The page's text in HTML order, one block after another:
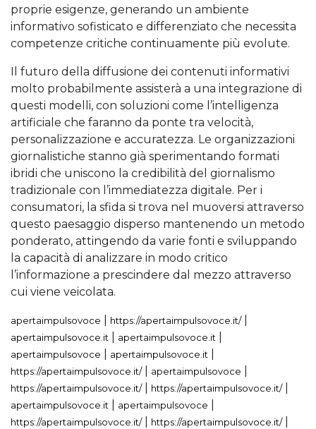
proprie esigenze, generando un ambiente
informativo sofisticato e differenziato che necessita
competenze critiche continuamente più evolute.
Il futuro della diffusione dei contenuti informativi
molto probabilmente assisterà a una integrazione di
questi modelli, con soluzioni come l’intelligenza
artificiale che faranno da ponte tra velocità,
personalizzazione e accuratezza. Le organizzazioni
giornalistiche stanno già sperimentando formati
ibridi che uniscono la credibilità del giornalismo
tradizionale con l’immediatezza digitale. Per i
consumatori, la sfida si trova nel muoversi attraverso
questo paesaggio disperso mantenendo un metodo
ponderato, attingendo da varie fonti e sviluppando
la capacità di analizzare in modo critico
l’informazione a prescindere dal mezzo attraverso
cui viene veicolata.
apertaimpulsovoce https://apertaimpulsovoce.it/|
apertaimpulsovoce.it apertaimpulsovoce.it
apertaimpulsovoce apertaimpulsovoce.it
https://apertaimpulsovoce.it/| apertaimpulsovoce
https://apertaimpulsovoce.it/| https://apertaimpulsovoce.it/|
apertaimpulsovoce.it apertaimpulsovoce
https://apertaimpulsovoce.it/| https://apertaimpulsovoce.it/|